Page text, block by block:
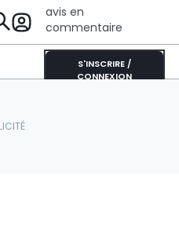
avis en
commentaire
S'INSCRIRE /
CONNEXION